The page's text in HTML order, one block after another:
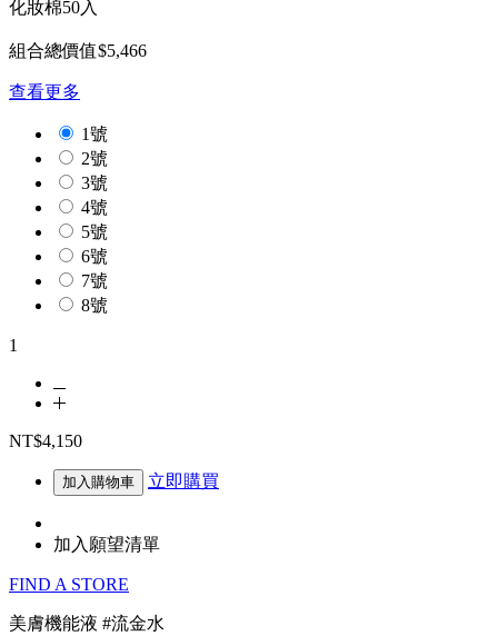
化妝棉50入
組合總價值$5,466
查看更多
1號
2號
3號
4號
5號
6號
7號
8號
1
NT$4,150
加入購物車 立即購買
加入願望清單
FIND A STORE
美膚機能液 #流金水